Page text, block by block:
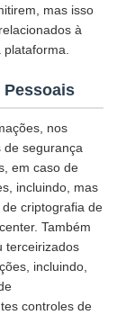
mas isso
à
Pessoais
nos
segurança
em caso de
incluindo, mas
criptografia de
Também
terceirizados
incluindo,
controles de